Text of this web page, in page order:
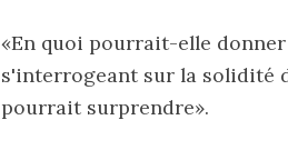
«En quoi pourrait-elle donner
s'interrogeant sur la solidité
pourrait surprendre».